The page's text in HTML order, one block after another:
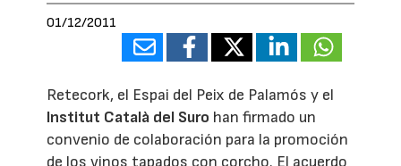
01/12/2011
Retecork, el Espai del Peix de Palamós y el
Institut Català del Suro han firmado un
convenio de colaboración para la promoción
de los vinos tapados con corcho. El acuerdo